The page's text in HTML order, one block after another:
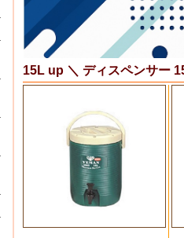
15L up ＼ ディスペンサー